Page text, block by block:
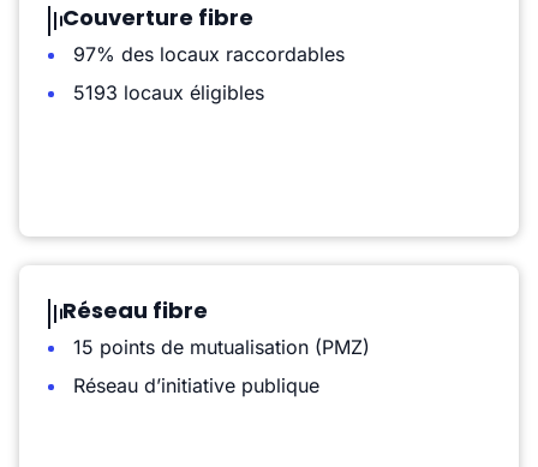
Couverture fibre
97% des locaux raccordables
5193 locaux éligibles
Réseau fibre
15 points de mutualisation (PMZ)
Réseau d’initiative publique